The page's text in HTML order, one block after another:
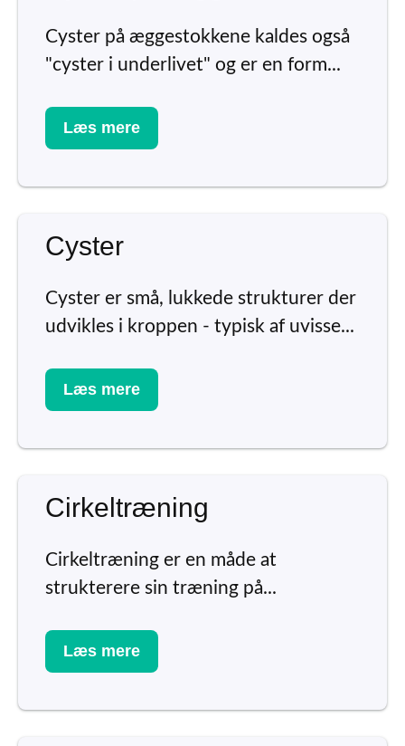
Cyster på æggestokkene kaldes også
"cyster i underlivet" og er en form...
Læs mere
Cyster
Cyster er små, lukkede strukturer der
udvikles i kroppen - typisk af uvisse...
Læs mere
Cirkeltræning
Cirkeltræning er en måde at
strukterere sin træning på...
Læs mere